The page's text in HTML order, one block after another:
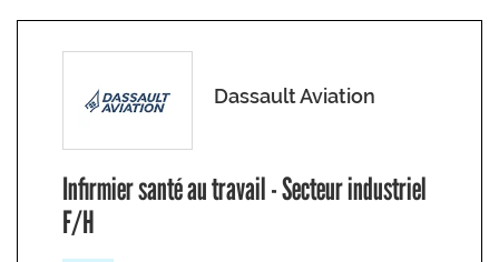
Dassault Aviation
Infirmier santé au travail - Secteur industriel
F/H